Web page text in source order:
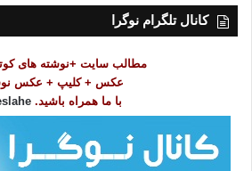
کانال تلگرام نوگرا
مطالب سایت +نوشته های
عکس + کلیپ + عکس
با ما همراه باشید.